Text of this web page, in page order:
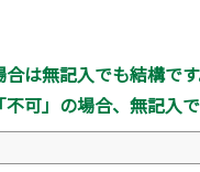
は無記入でも結構です
可」の場合、無記入で